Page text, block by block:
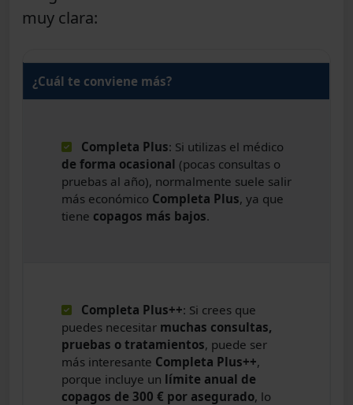
muy clara:
¿Cuál te conviene más?
Completa Plus: Si utilizas el médico
de forma ocasional (pocas consultas o
pruebas al año), normalmente suele salir
más económico Completa Plus, ya que
tiene copagos más bajos.
Completa Plus++: Si crees que
puedes necesitar muchas consultas,
pruebas o tratamientos, puede ser
más interesante Completa Plus++,
porque incluye un límite anual de
copagos de 300 € por asegurado, lo